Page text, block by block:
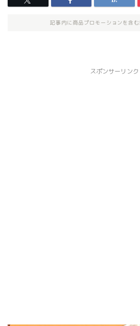
記事内に商品プロモーションを含
スポンサーリンク